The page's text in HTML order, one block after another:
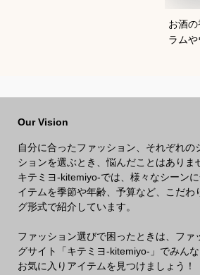
お酒の
ラムや
Our Vision
自分に合ったファッション、それぞれの
ションを選ぶとき、悩んだことはありま
キテミヨ-kitemiyo-では、様々なシーン
イテムを季節や年齢、予算など、こだわ
グ形式で紹介しています。
ファッション選びで困ったときは、ファ
グサイト「キテミヨ-kitemiyo-」でみん
お気に入りアイテムを見つけましょう！